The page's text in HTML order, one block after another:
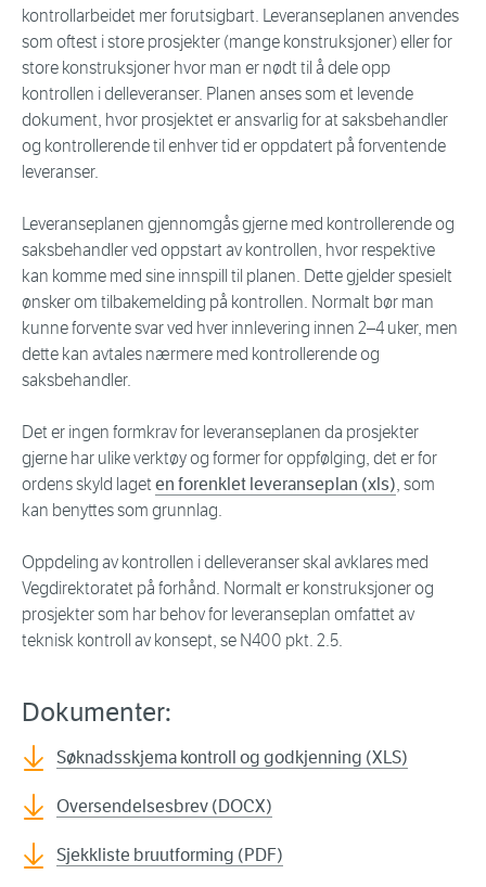
kontrollarbeidet mer forutsigbart. Leveranseplanen anvendes
som oftest i store prosjekter (mange konstruksjoner) eller for
store konstruksjoner hvor man er nødt til å dele opp
kontrollen i delleveranser. Planen anses som et levende
dokument, hvor prosjektet er ansvarlig for at saksbehandler
og kontrollerende til enhver tid er oppdatert på forventende
leveranser.
Leveranseplanen gjennomgås gjerne med kontrollerende og
saksbehandler ved oppstart av kontrollen, hvor respektive
kan komme med sine innspill til planen. Dette gjelder spesielt
ønsker om tilbakemelding på kontrollen. Normalt bør man
kunne forvente svar ved hver innlevering innen 2–4 uker, men
dette kan avtales nærmere med kontrollerende og
saksbehandler.
Det er ingen formkrav for leveranseplanen da prosjekter
gjerne har ulike verktøy og former for oppfølging, det er for
ordens skyld lageten forenklet leveranseplan (xls), som
kan benyttes som grunnlag.
Oppdeling av kontrollen i delleveranser skal avklares med
Vegdirektoratet på forhånd. Normalt er konstruksjoner og
prosjekter som har behov for leveranseplan omfattet av
teknisk kontroll av konsept, se N400 pkt. 2.5.
Dokumenter:
Søknadsskjema kontroll og godkjenning (XLS)
Oversendelsesbrev (DOCX)
Sjekkliste bruutforming (PDF)